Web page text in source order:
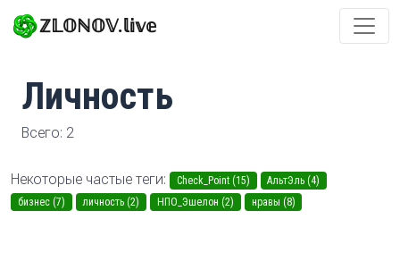
ℤ𝕃𝕆ℕ𝕆𝕍.𝕝𝕚𝕧𝕖
Личность
Всего: 2
Некоторые частые теги: Check_Point (15)
АльтЭль (4)
бизнес (7)
личность (2) НПО_Эшелон (2) нравы (8)